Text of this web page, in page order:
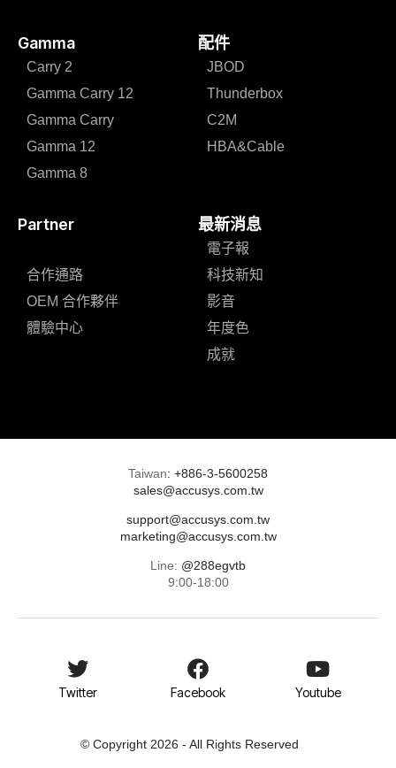
Gamma 配件
Carry 2
Gamma Carry 12
Gamma Carry
Gamma 12
Gamma 8
JBOD
Thunderbox
C2M
HBA&Cable
Partner 最新消息
合作通路
OEM 合作夥伴
體驗中心
電子報
科技新知
影音
年度色
成就
Taiwan: +886-3-5600258
sales@accusys.com.tw
support@accusys.com.tw
marketing@accusys.com.tw
Line: @288egvtb
9:00-18:00
Twitter Facebook Youtube
© Copyright 2026 - All Rights Reserved